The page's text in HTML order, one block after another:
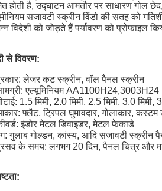
होती है, उद्घाटन आमतौर पर साधारण गोल
सजावटी स्क्रीन विंडो की सतह को
विदेशी को जोड़ते हैं पर्यावरण को प्रोफाइल
से विवरण:
लेजर कट स्क्रीन, वॉल पैनल स्क्रीन
एल्यूमिनियम AA1100H24,3003H24
1.5 मिमी, 2.0 मिमी, 2.5 मिमी, 3.0 मिमी,
फ्लैट, ट्रिपल घुमावदार, गोलाकार, कस्टम
इंडोर मेटल डिवाइडर, मेटल फेकाडे
गुलाब गोल्डन, कांस्य, आदि सजावटी स्क्रीन
के समय: लगभग 20 दिन, पैनल चित्र और